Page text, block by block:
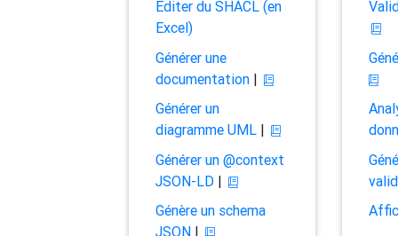
Editer du SHACL (en
Excel)
Générer une
documentation|
Générer un
diagramme UML|
Générer un @context
JSON-LD|
Génère un schema
JSON|